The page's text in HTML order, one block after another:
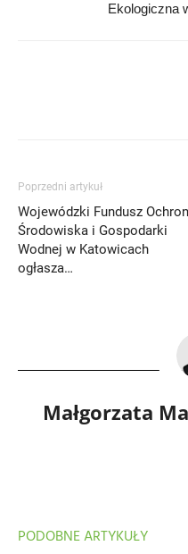
Ekologiczna
Poprzedni artykuł
Wojewódzki Fundusz
Środowiska i Gospodarki
Wodnej w Katowicach
ogłasza…
Małgorzata
PODOBNE ARTYKUŁY